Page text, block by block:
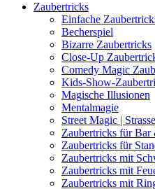
Zaubertricks
Einfache
Becherspiel
Bizarre Zaubertricks
Close-Up
Comedy Magic
Kids-Show-
Magische Illusionen
Mentalmagie
Street Magic |
Zaubertricks für Bar
Zaubertricks für
Zaubertricks mit
Zaubertricks mit
Zaubertricks mit